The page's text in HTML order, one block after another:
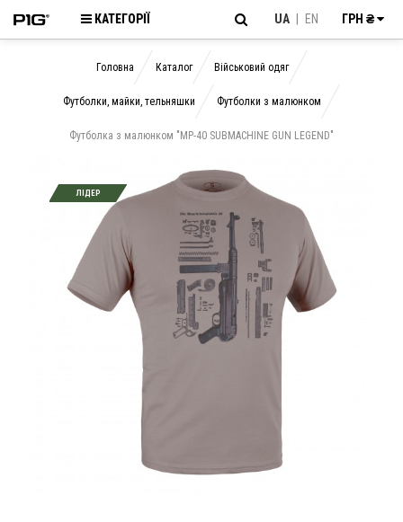
КАТЕГОРІЇ UA EN ГРН ₴
Головна Каталог Військовий одяг
Футболки, майки, тельняшки Футболки з малюнком
Футболка з малюнком "MP-40 SUBMACHINE GUN LEGEND"
ЛІДЕР